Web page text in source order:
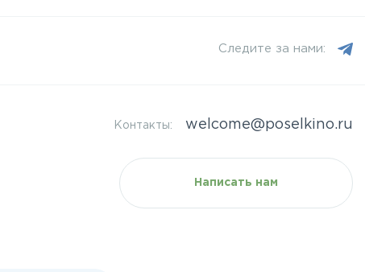
Следите за нами:
Контакты: welcome@poselkino.ru
Написать нам